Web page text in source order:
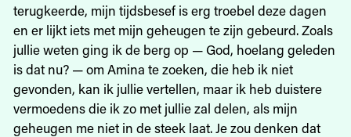
terugkeerde, mijn tijdsbesef is erg troebel deze dagen
en er lijkt iets met mijn geheugen te zijn gebeurd. Zoals
jullie weten ging ik de berg op — God, hoelang geleden
is dat nu? — om Amina te zoeken, die heb ik niet
gevonden, kan ik jullie vertellen, maar ik heb duistere
vermoedens die ik zo met jullie zal delen, als mijn
geheugen me niet in de steek laat. Je zou denken dat